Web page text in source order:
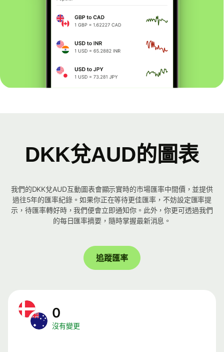
DKK兌AUD的圖表
我們的DKK兌AUD互動圖表會顯示實時的市場匯率中間價，並提供
過往5年的匯率紀錄。如果你正在等待更佳匯率，不妨設定匯率提
示，待匯率轉好時，我們便會立即通知你。此外，你更可透過我們
的每日匯率摘要，隨時掌握最新消息。
追蹤匯率
0
沒有變更